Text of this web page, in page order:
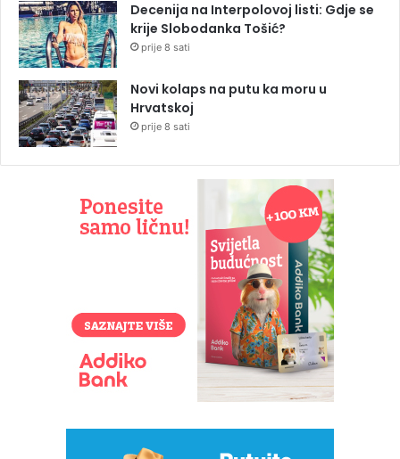
Decenija na Interpolovoj listi: Gdje se
krije Slobodanka Tošić?
prije 8 sati
Novi kolaps na putu ka moru u
Hrvatskoj
prije 8 sati